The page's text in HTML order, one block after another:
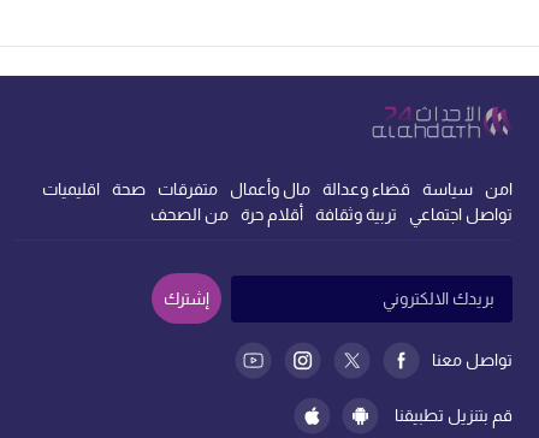
امن سياسة قضاء وعدالة مال وأعمال متفرقات صحة
اقليميات
تواصل اجتماعي
تربية وثقافة أقلام حرة من الصحف
قم بتنزيل تطبيقنا
تواصل معنا
إشترك